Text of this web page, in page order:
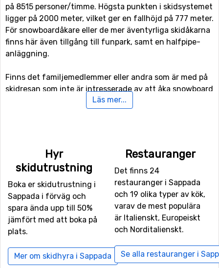
på 8515 personer/timme. Högsta punkten i skidsystemet
ligger på 2000 meter, vilket ger en fallhöjd på 777 meter.
För snowboardåkare eller de mer äventyrliga skidåkarna
finns här även tillgång till funpark, samt en halfpipe-
anläggning.
Finns det familjemedlemmer eller andra som är med på
skidresan som inte är intresserade av att åka snowboard
eller skidor i backarna kan man istället ägna sig åt
Flyg till Sappada
För er som vill flyga ner till Sappada så är det flygplatsen
Bolzano Airport
som är den närmaste. Avståndet från
denna flygplats till Sappada är 105 kilometer. Andra
alternativa flygplatser som är möjliga att flyga till är
Treviso Airport (108 kilometers avstånd), samtMarco
Polo , Venedig (121 kilometer från skidorten).
Närmaste skidorter till Sappada
Läs mer...
Hyr
skidutrustning
Boka er skidutrustning i
Sappada i förväg och
spara ända upp till 50%
jämfört med att boka på
plats.
Mer om skidhyra i Sappada
Restauranger
Det finns 24
restauranger i Sappada
och 19 olika typer av kök,
varav de mest populära
är Italienskt, Europeiskt
och Norditalienskt.
Se alla restauranger i